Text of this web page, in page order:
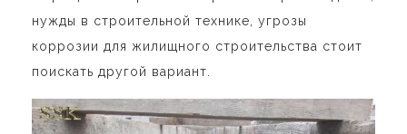
нужды в строительной технике, угрозы
коррозии для жилищного строительства стоит
поискать другой вариант.